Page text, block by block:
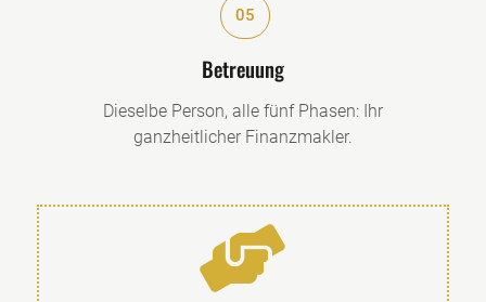
05
Betreuung
Dieselbe Person, alle fünf Phasen: Ihr
ganzheitlicher Finanzmakler.
